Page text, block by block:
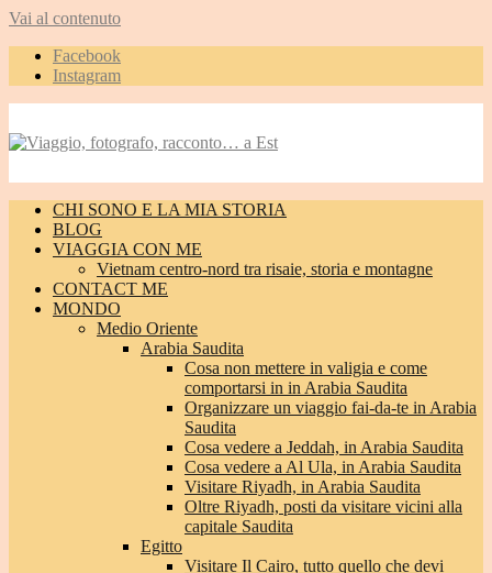
Vai al contenuto
Facebook
Instagram
CHI SONO E LA MIA STORIA
BLOG
VIAGGIA CON ME
Vietnam centro-nord tra risaie, storia e montagne
CONTACT ME
MONDO
Medio Oriente
Arabia Saudita
Cosa non mettere in valigia e come
comportarsi in in Arabia Saudita
Organizzare un viaggio fai-da-te in Arabia
Saudita
Cosa vedere a Jeddah, in Arabia Saudita
Cosa vedere a Al Ula, in Arabia Saudita
Visitare Riyadh, in Arabia Saudita
Oltre Riyadh, posti da visitare vicini alla
capitale Saudita
Egitto
Visitare Il Cairo, tutto quello che devi